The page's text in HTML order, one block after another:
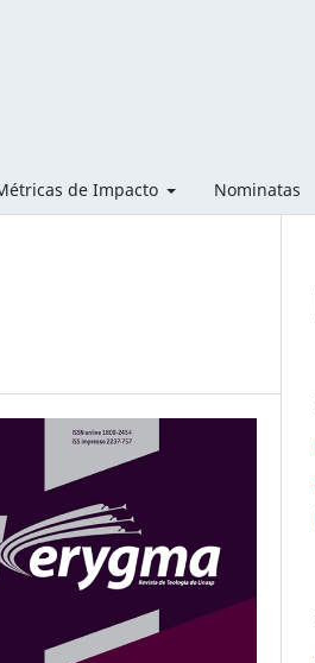
de Impacto Nominatas